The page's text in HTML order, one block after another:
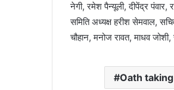
नेगी, रमेश पैन्यूली, दीपेंद्र पंवार,
समिति अध्यक्ष हरीश सेमवाल,
चौहान, मनोज रावत, माधव
Oath